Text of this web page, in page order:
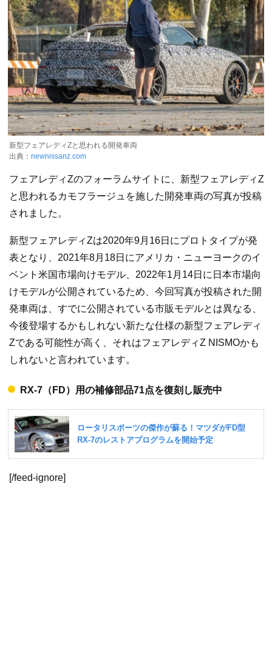
新型フェアレディZと思われる開発車両
出典： newnissanz.com
フェアレディZのフォーラムサイトに、新型フェアレディZ
と思われるカモフラージュを施した開発車両の写真が投稿
されました。
新型フェアレディZは2020年9月16日にプロトタイプが発
表となり、2021年8月18日にアメリカ・ニューヨークのイ
ベント米国市場向けモデル、2022年1月14日に日本市場向
けモデルが公開されているため、今回写真が投稿された開
発車両は、すでに公開されている市販モデルとは異なる、
今後登場するかもしれない新たな仕様の新型フェアレディ
Zである可能性が高く、それはフェアレディZ NISMOかも
しれないと言われています。
RX-7（FD）用の補修部品71点を復刻し販売中
[/feed-ignore]